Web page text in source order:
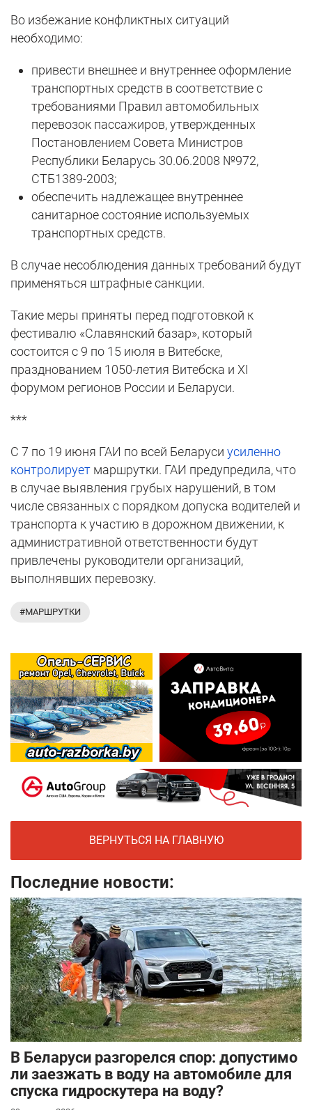
Во избежание конфликтных ситуаций
необходимо:
привести внешнее и внутреннее оформление
транспортных средств в соответствие с
требованиями Правил автомобильных
перевозок пассажиров, утвержденных
Постановлением Совета Министров
Республики Беларусь 30.06.2008 №972,
СТБ1389-2003;
обеспечить надлежащее внутреннее
санитарное состояние используемых
транспортных средств.
В случае несоблюдения данных требований будут
применяться штрафные санкции.
Такие меры приняты перед подготовкой к
фестивалю «Славянский базар», который
состоится с 9 по 15 июля в Витебске,
празднованием 1050-летия Витебска и ХI
форумом регионов России и Беларуси.
***
С 7 по 19 июня ГАИ по всей Беларуси усиленно
контролирует маршрутки. ГАИ предупредила, что
в случае выявления грубых нарушений, в том
числе связанных с порядком допуска водителей и
транспорта к участию в дорожном движении, к
административной ответственности будут
привлечены руководители организаций,
выполнявших перевозку.
#МАРШРУТКИ
ВЕРНУТЬСЯ НА ГЛАВНУЮ
Последние новости:
В Беларуси разгорелся спор: допустимо
ли заезжать в воду на автомобиле для
спуска гидроскутера на воду?